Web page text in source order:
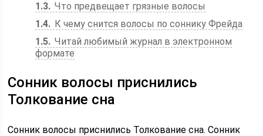
1.3 Что предвещает грязные волосы
1.4
К чему снится волосы по соннику Фрейда
1.5 Читай любимый журнал в электронном
формате
Сонник волосы приснились
Толкование сна
Сонник волосы приснились Толкование сна. Сонник